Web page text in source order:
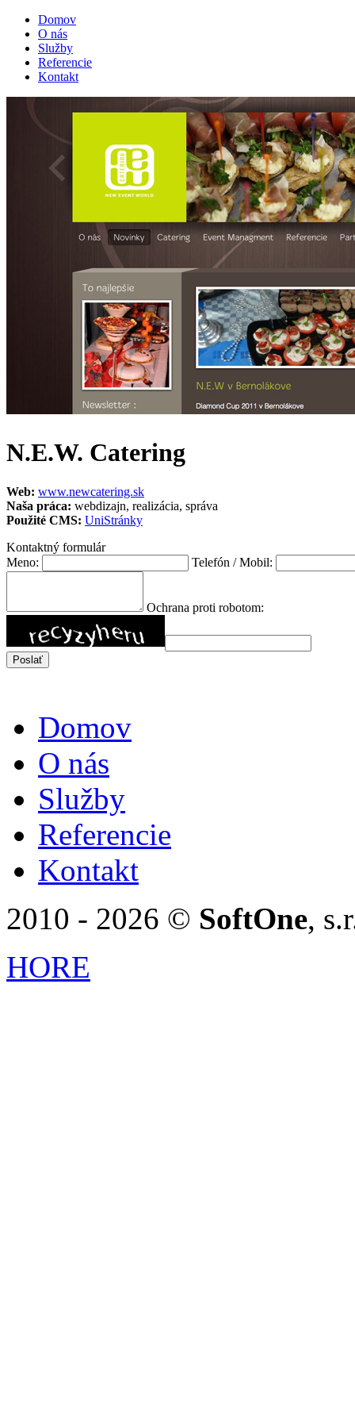
Domov
O nás
Služby
Referencie
Kontakt
N.E.W. Catering
Web: www.newcatering.sk
Naša práca: webdizajn, realizácia, správa
Použité CMS: UniStránky
Kontaktný formulár
Meno:
Telefón / Mobil:
Ochrana proti robotom:
Domov
O nás
Služby
Referencie
Kontakt
2010 - 2026 © SoftOne,
HORE